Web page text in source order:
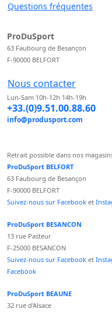
Questions fréquentes
ProDuSport
63 Faubourg de Besançon
F-90000 BELFORT
Nous contacter
Lun-Sam 10h-12h 14h-19h
+33.(0)9.51.00.88.60
info@produsport.com
Retrait possible dans nos
ProDuSport BELFORT
63 Faubourg de Besançon
F-90000 BELFORT
Suivez-nous sur Facebook et
ProDuSport BESANCON
13 rue Pasteur
F-25000 BESANCON
Suivez-nous sur Facebook et
Facebook
ProDuSport BEAUNE
32 rue d'Alsace